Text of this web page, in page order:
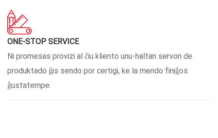
ONE-STOP SERVICE
Ni promesas provizi al ĉiu kliento unu-haltan servon de
produktado ĝis sendo por certigi, ke la mendo finiĝos
ĝustatempe.